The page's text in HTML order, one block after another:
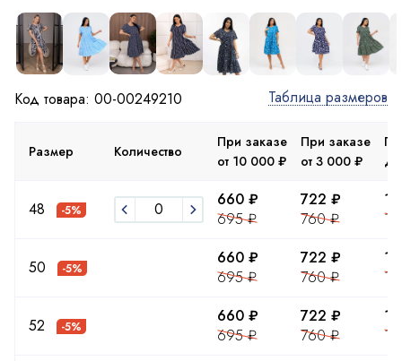
Код товара: 00-00249210 Таблица размеров
Размер Количество
При заказе
от 10 000 ₽
При заказе
от 3 000 ₽
48 -5%
660 ₽
695 ₽
722 ₽
760 ₽
50 -5%
660 ₽
695 ₽
722 ₽
760 ₽
52 -5%
660 ₽
695 ₽
722 ₽
760 ₽